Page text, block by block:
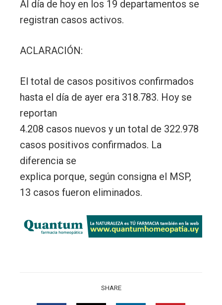
Al día de hoy en los 19 departamentos se
registran casos activos.
ACLARACIÓN:
El total de casos positivos confirmados
hasta el día de ayer era 318.783. Hoy se
reportan
4.208 casos nuevos y un total de 322.978
casos positivos confirmados. La
diferencia se
explica porque, según consigna el MSP,
13 casos fueron eliminados.
SHARE